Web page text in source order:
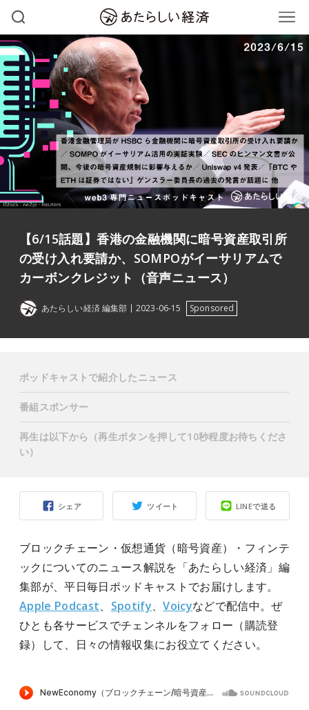
【6/15話題】香港の金融機関に暗号資産取引所
の受け入れ要請か、SOMPOがイーサリアムで
カーボンクレジット（音声ニュース）
あたらしい経済 編集部 2023-06-15 Sponsored
シェア ツイート LINEで送る
ブロックチェーン・仮想通貨（暗号資産）・フィンテ
ックについてのニュース解説を「あたらしい経済」編
集部が、平日毎日ポッドキャストでお届けします。
Apple Podcast、 Spotify、Voicyなどで配信中。ぜ
ひとも各サービスでチェンネルをフォロー（購読登
録）して、日々の情報収集にお役立てください。
ポッドキャストで紹介したニュース
番組スポンサー
再生は以下から（再生ボタンを押して10秒程度お待ちくださ
い）